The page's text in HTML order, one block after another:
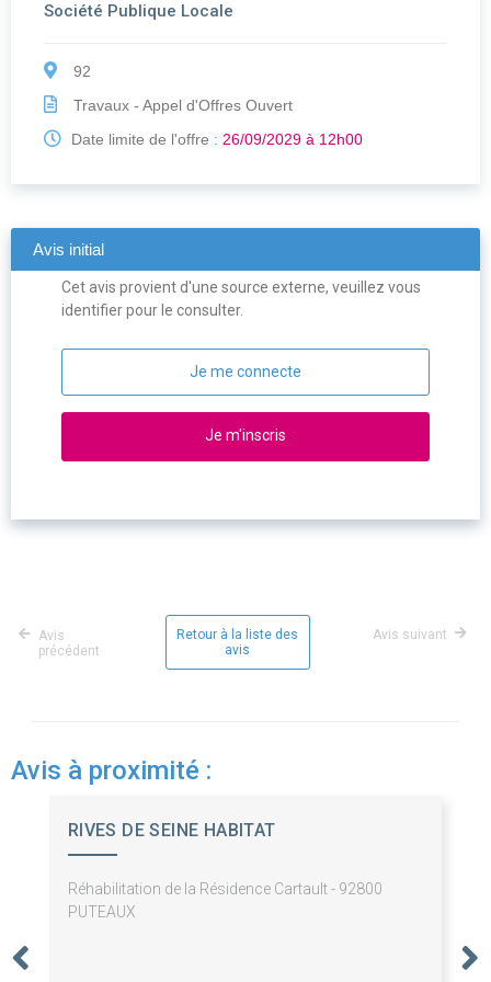
Société Publique Locale
92
Travaux - Appel d'Offres Ouvert
Date limite de l'offre : 26/09/2029 à 12h00
Avis initial
Cet avis provient d'une source externe, veuillez vous
identifier pour le consulter.
Je me connecte
Je m'inscris
Avis
précédent
Retour à la liste des
avis
Avis suivant
Avis à proximité :
RIVES DE SEINE HABITAT
Réhabilitation de la Résidence Cartault - 92800
PUTEAUX